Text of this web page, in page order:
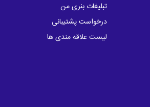
تبلیغات بنری من
درخواست پشتیبانی
لیست علاقه مندی ها